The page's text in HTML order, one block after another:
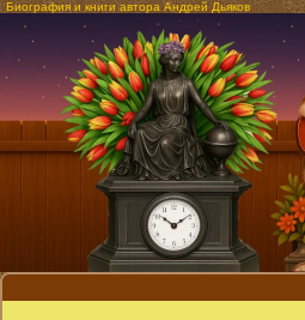
Биография и книги автора Андрей Дьяков